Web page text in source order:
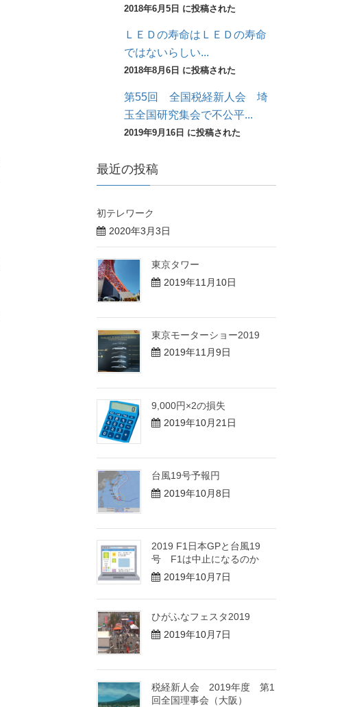
2018年6月5日 に投稿された
ＬＥＤの寿命はＬＥＤの寿命
ではないらしい...
2018年8月6日 に投稿された
第55回 全国税経新人会 埼
玉全国研究集会で不公平...
2019年9月16日 に投稿された
最近の投稿
初テレワーク
2020年3月3日
東京タワー
2019年11月10日
東京モーターショー2019
2019年11月9日
9,000円×2の損失
2019年10月21日
台風19号予報円
2019年10月8日
2019 F1日本GPと台風19
号 F1は中止になるのか
2019年10月7日
ひがふなフェスタ2019
2019年10月7日
税経新人会 2019年度 第1
回全国理事会（大阪）